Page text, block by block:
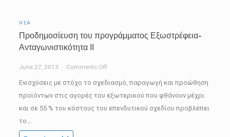
ΝΈΑ
Προδημοσίευση του προγράμματος Εξωστρέφεια-
Ανταγωνιστικότητα ΙΙ
June 27, 2013 Comments Offon
Προδημοσίευση
του
προγράμματος
Ενισχύσεις με στόχο το σχεδιασμό, παραγωγή και προώθηση
προϊόντων στις αγορές του εξωτερικού που φθάνουν μέχρι
και σε 55 % του κόστους του επενδυτικού σχεδίου προβλέπει
το…